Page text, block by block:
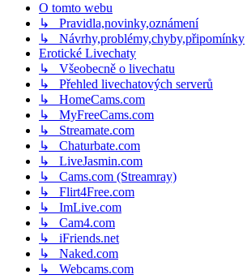
O tomto webu
↳ Pravidla,novinky,oznámení
↳ Návrhy,problémy,chyby,připomínky
Erotické Livechaty
↳ Všeobecně o livechatu
↳ Přehled livechatových serverů
↳ HomeCams.com
↳ MyFreeCams.com
↳ Streamate.com
↳ Chaturbate.com
↳ LiveJasmin.com
↳ Cams.com (Streamray)
↳ Flirt4Free.com
↳ ImLive.com
↳ Cam4.com
↳ iFriends.net
↳ Naked.com
↳ Webcams.com